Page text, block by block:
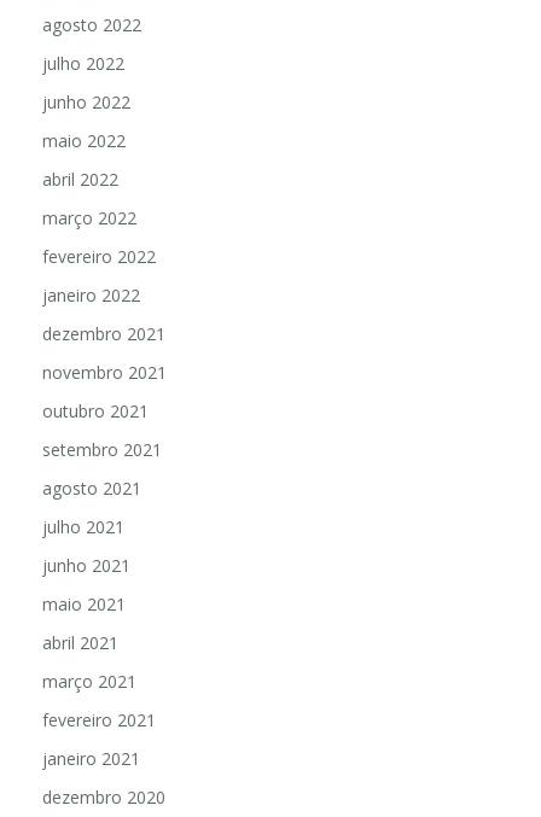
agosto 2022
julho 2022
junho 2022
maio 2022
abril 2022
março 2022
fevereiro 2022
janeiro 2022
dezembro 2021
novembro 2021
outubro 2021
setembro 2021
agosto 2021
julho 2021
junho 2021
maio 2021
abril 2021
março 2021
fevereiro 2021
janeiro 2021
dezembro 2020